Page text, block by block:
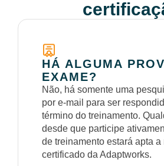
HÁ ALGUMA
EXAME?
Não, há somente uma
por e-mail para ser
término do treinamento.
desde que participe
de treinamento estará apta a
certificado da Adaptworks.